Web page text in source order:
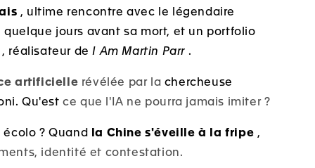
, ultime rencontreavec le légendaire
jours avant sa mort, et un portfolio
réalisateur de I Am Martin Parr .
artificielle révélée par la chercheuse
Qu'est ce que l'IA ne pourra jamais imiter ?
? Quand la Chine s'éveille à la fripe ,
identité et contestation.